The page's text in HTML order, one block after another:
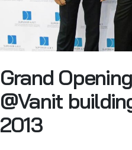
Grand
@Vanit
2013